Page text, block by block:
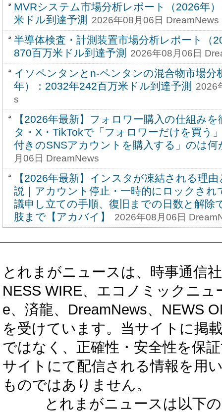
MVRシステム市場分析レポート（2026年
米ドル到達予測
2026年08月06日 DreamNews
半導体検査・計測装置市場分析レポート（
870百万米ドル到達予測
2026年08月06日
イソペンタンとn-ペンタンの混合物市場分
年）：2032年242百万米ドル到達予測
2026
s
【2026年最新】フォロワー購入の仕組み
タ・X・TikTokで「フォロワーだけを買う
付きのSNSアカウントを購入する」のは何
月06日 DreamNews
【2026年最新】インスタが凍結される理
説｜アカウント停止・一時的にロックされ
議申し立ての手順、復旧までの日数と解除
肢まで【アカバイ】
2026年08月06日
とれまがニュースは、時事通信
NESS WIRE、エコノミックニ
e、済龍、DreamNews、NEWS
を受けています。当サイトに掲
ではなく、正確性・安全性を保
サイトにて配信される情報を用
ものではありません。
とれまがニュースは以下